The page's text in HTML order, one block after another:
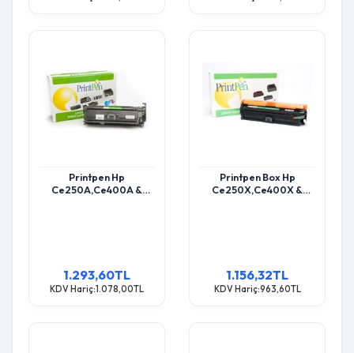
Printpen Hp
Ce250A,Ce400A &
1.293,60TL
KDV Hariç:1.078,00TL
Printpen Box Hp
Ce250X,Ce400X &
1.156,32TL
KDV Hariç:963,60TL